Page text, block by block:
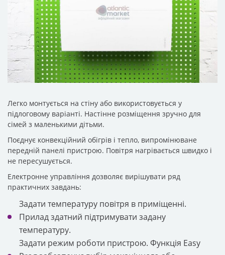
Легко монтується на стіну або використовується у
підлоговому варіанті. Настінне розміщення зручно для
сімей з маленькими дітьми.
Поєднує конвекційний обігрів і тепло, випромінюване
передній панелі пристрою. Повітря нагрівається швидко і
не пересушується.
Електронне управління дозволяє вирішувати ряд
практичних завдань:
Задати температуру повітря в приміщенні.
Прилад здатний підтримувати задану
температуру.
Задати режим роботи пристрою. Функція Easy